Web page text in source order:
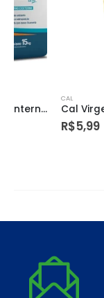
Cal Virgem 150 Gr